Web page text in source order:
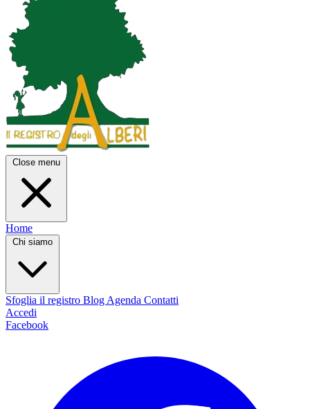
Close menu
Home
Chi siamo
Sfoglia il registro Blog Agenda Contatti
Accedi
Facebook